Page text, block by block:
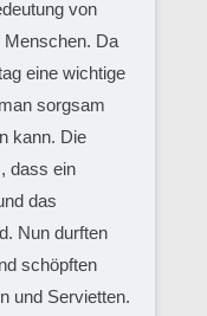
von
Menschen. Da
eine wichtige
sorgsam
kann. Die
dass ein
das
Nun durften
schöpften
und Servietten.